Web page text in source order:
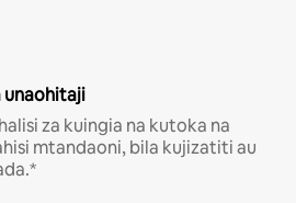
unaohitaji
za kuingia na kutoka na
mtandaoni, bila kujizatiti au